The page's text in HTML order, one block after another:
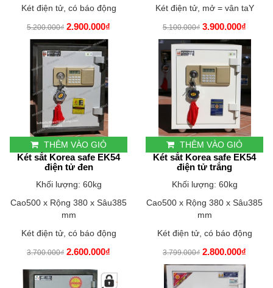
Két điện tử, có báo động
5.200.000₫ 2.900.000₫
Két điện tử, mở = vân taY
5.100.000₫ 3.900.000₫
THÊM VÀO GIỎ
Két sắt Korea safe EK54
điện tử đen
Khối lượng: 60kg
Cao500 x Rộng 380 x Sâu385
mm
Két điện tử, có báo động
3.700.000₫ 2.600.000₫
THÊM VÀO GIỎ
Két sắt Korea safe EK54
điện tử trắng
Khối lượng: 60kg
Cao500 x Rộng 380 x Sâu385
mm
Két điện tử, có báo động
3.799.000₫ 2.800.000₫